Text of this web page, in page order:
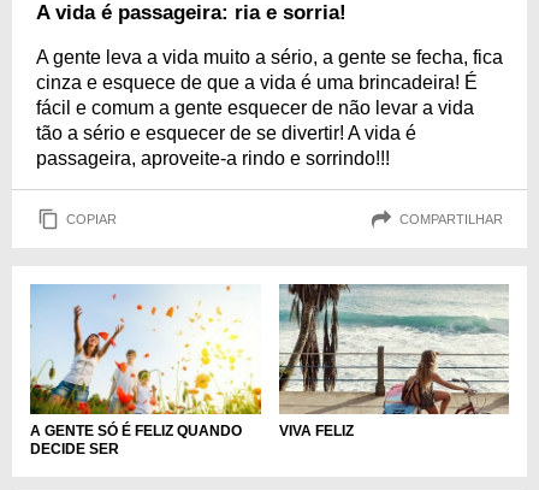
A vida é passageira: ria e sorria!
A gente leva a vida muito a sério, a gente se fecha, fica
cinza e esquece de que a vida é uma brincadeira! É
fácil e comum a gente esquecer de não levar a vida
tão a sério e esquecer de se divertir! A vida é
passageira, aproveite-a rindo e sorrindo!!!
COPIAR COMPARTILHAR
A GENTE SÓ É FELIZ QUANDO
DECIDE SER
VIVA FELIZ